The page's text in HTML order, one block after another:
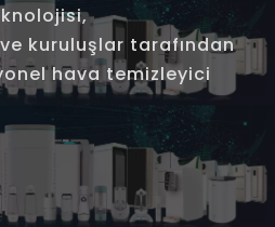
kuruluşlar tarafından
hava temizleyici